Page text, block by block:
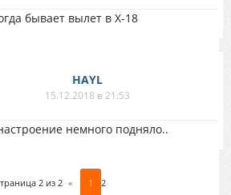
бывает вылет в X-18
HAYL
15.12.2018 в 21:53
немного подняло..
2 из 2 « 1 2